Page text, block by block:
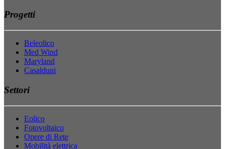
Progetti
Beleolico
Med Wind
Maryland
Casalduni
Settori
Eolico
Fotovoltaico
Opere di Rete
Mobilità elettrica